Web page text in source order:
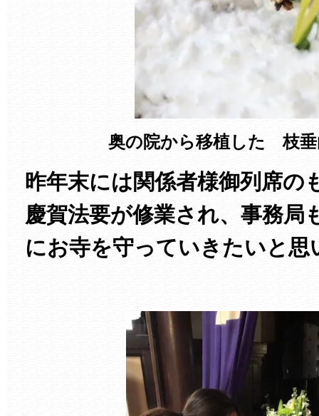
奥の院から移植した 枝垂
昨年末には関係者様御列席の
慶賀法要が修業され、事務局
にお寺を守っていきたいと思